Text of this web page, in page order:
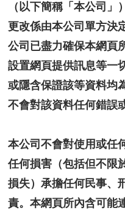
（以下簡稱「本公司
更改係由本公司單方決
公司已盡力確保本網頁
設置網頁提供訊息等一
或隱含保證該等資料均
不會對該資料任何錯誤
本公司不會對使用或任
任何損害（包括但不限
損失）承擔任何民事、
責。本網頁所內含可能